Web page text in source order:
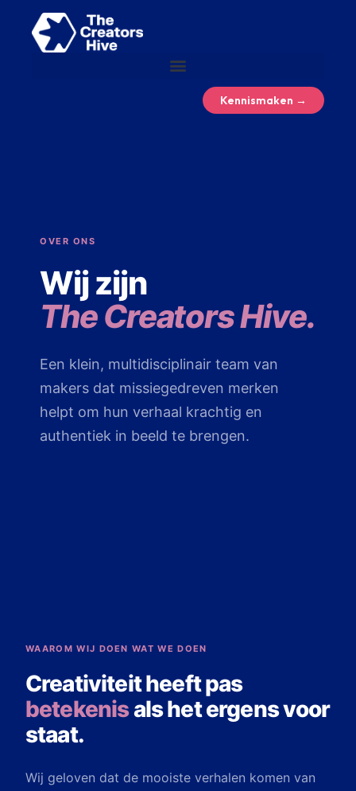
Kennismaken →
OVER ONS
Wij zijn
The Creators Hive.
Een klein, multidisciplinair team van
makers dat missiegedreven merken
helpt om hun verhaal krachtig en
authentiek in beeld te brengen.
WAAROM WIJ DOEN WAT WE DOEN
Creativiteit heeft pas
betekenisals het ergens voor
staat.
Wij geloven dat de mooiste verhalen komen van